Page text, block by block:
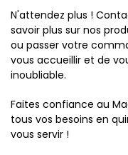
N'attendez plus !
savoir plus sur nos
ou passer votre
vous accueillir et de
inoubliable.
Faites confiance au
tous vos besoins en
vous servir !